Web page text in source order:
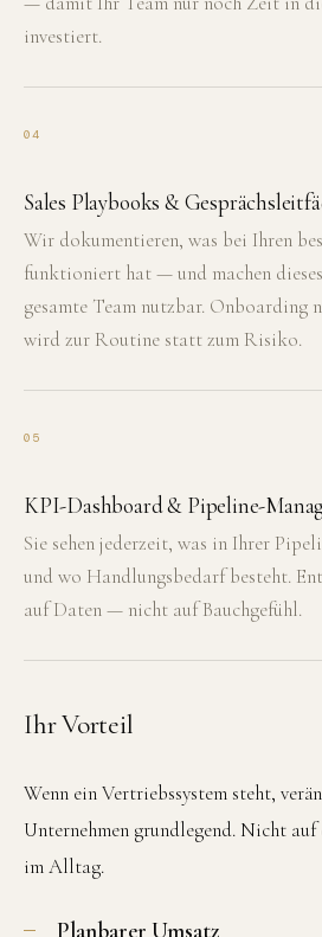
investiert.
04
Sales Playbooks &
Wir dokumentieren, was bei Ihren
funktioniert hat — und machen
gesamte Team nutzbar. Onboarding
wird zur Routine statt zum Risiko.
05
KPI-Dashboard & Pipeline-
Sie sehen jederzeit, was in Ihrer
und wo Handlungsbedarf besteht.
auf Daten — nicht auf Bauchgefühl.
Ihr Vorteil
Wenn ein Vertriebssystem steht,
Unternehmen grundlegend. Nicht
im Alltag.
Planbarer Umsatz